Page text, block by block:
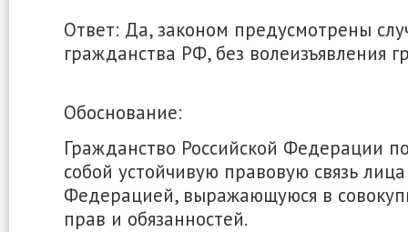
Ответ: Да, законом предусмотрены
гражданства РФ, без волеизъявления
Обоснование:
Гражданство Российской Федерации
собой устойчивую правовую связь
Федерацией, выражающуюся в
прав и обязанностей.